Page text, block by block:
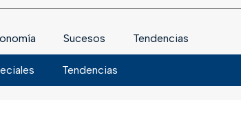
Sucesos Tendencias
Tendencias